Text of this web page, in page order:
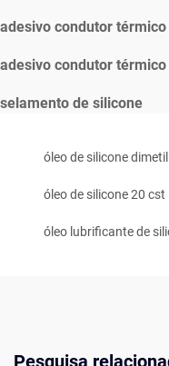
adesivo condutor térmico
adesivo condutor
selamento de silicone
óleo de silicone dimetil
óleo de silicone 20 cst
óleo lubrificante de
Pesquisa